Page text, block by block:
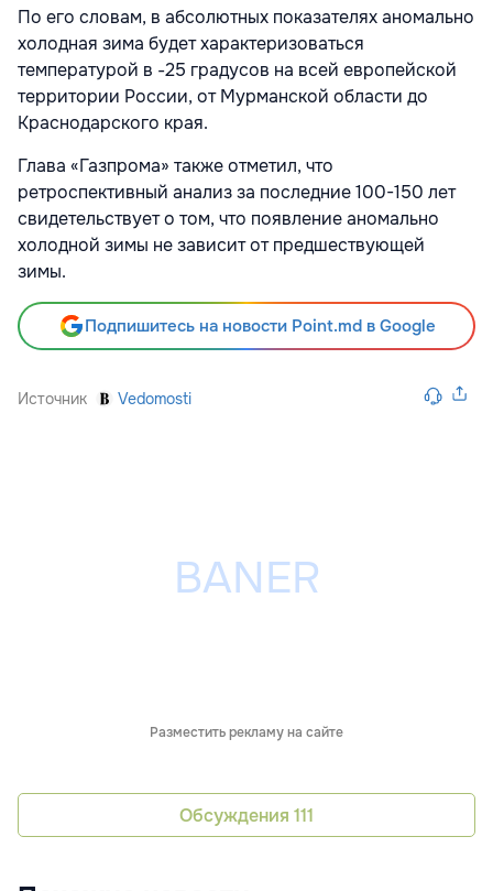
По его словам, в абсолютных показателях аномально
холодная зима будет характеризоваться
температурой в -25 градусов на всей европейской
территории России, от Мурманской области до
Краснодарского края.
Глава «Газпрома» также отметил, что
ретроспективный анализ за последние 100-150 лет
свидетельствует о том, что появление аномально
холодной зимы не зависит от предшествующей
зимы.
Подпишитесь на новости Point.md в Google
Источник Vedomosti
Разместить рекламу на сайте
Обсуждения 111